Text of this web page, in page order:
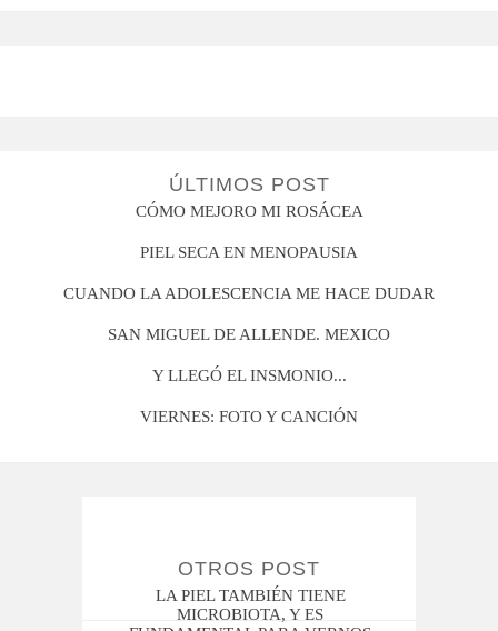
ÚLTIMOS POST
CÓMO MEJORO MI ROSÁCEA
PIEL SECA EN MENOPAUSIA
CUANDO LA ADOLESCENCIA ME HACE DUDAR
SAN MIGUEL DE ALLENDE. MEXICO
Y LLEGÓ EL INSMONIO...
VIERNES: FOTO Y CANCIÓN
OTROS POST
LA PIEL TAMBIÉN TIENE
MICROBIOTA, Y ES